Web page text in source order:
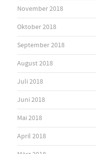
November 2018
Oktober 2018
September 2018
August 2018
Juli 2018
Juni 2018
Mai 2018
April 2018